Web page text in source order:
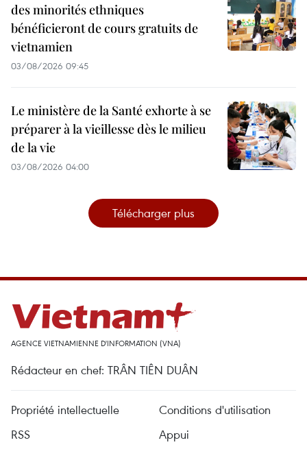
des minorités ethniques
bénéficieront de cours gratuits de
vietnamien
03/08/2026 09:45
Le ministère de la Santé exhorte à se
préparer à la vieillesse dès le milieu
de la vie
03/08/2026 04:00
Télécharger plus
AGENCE VIETNAMIENNE D'INFORMATION (VNA)
Rédacteur en chef: TRÂN TIÊN DUÂN
Propriété intellectuelle
Conditions d'utilisation
RSS
Appui